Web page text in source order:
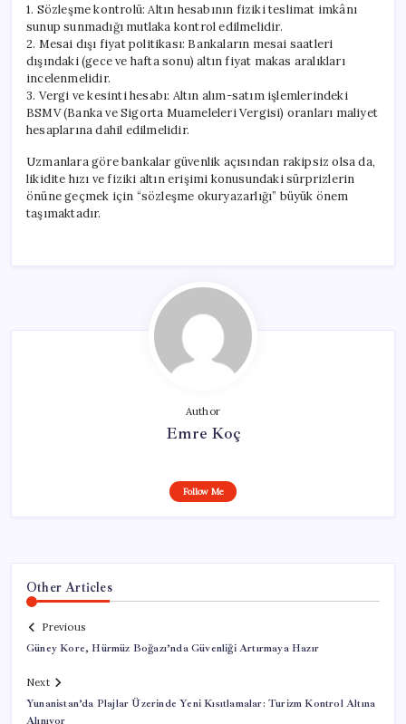
1. Sözleşme kontrolü: Altın hesabının fiziki teslimat imkânı
sunup sunmadığı mutlaka kontrol edilmelidir.
2. Mesai dışı fiyat politikası: Bankaların mesai saatleri
dışındaki (gece ve hafta sonu) altın fiyat makas aralıkları
incelenmelidir.
3. Vergi ve kesinti hesabı: Altın alım-satım işlemlerindeki
BSMV (Banka ve Sigorta Muameleleri Vergisi) oranları maliyet
hesaplarına dahil edilmelidir.
Uzmanlara göre bankalar güvenlik açısından rakipsiz olsa da,
likidite hızı ve fiziki altın erişimi konusundaki sürprizlerin
önüne geçmek için “sözleşme okuryazarlığı” büyük önem
taşımaktadır.
Author
Emre Koç
Follow Me
Other Articles
Previous
Güney Kore, Hürmüz Boğazı’nda Güvenliği Artırmaya Hazır
Next
Yunanistan’da Plajlar Üzerinde Yeni Kısıtlamalar: Turizm Kontrol Altına
Alınıyor